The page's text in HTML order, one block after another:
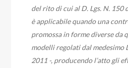
del rito di cui al D. Lgs. N. 150
è applicabile quando una
promossa in forme diverse da
modelli regolati dal medesimo
2011 -, producendo l’atto gli